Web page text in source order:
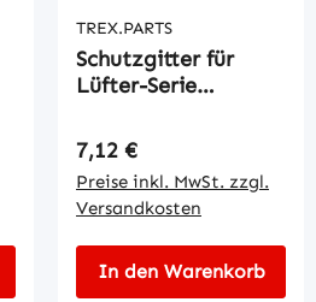
TREX.PARTS
Schutzgitter für
Lüfter-Serie
Regulärer Preis:
7,12 €
Preise inkl. MwSt. zzgl.
Versandkosten
In den Warenkorb